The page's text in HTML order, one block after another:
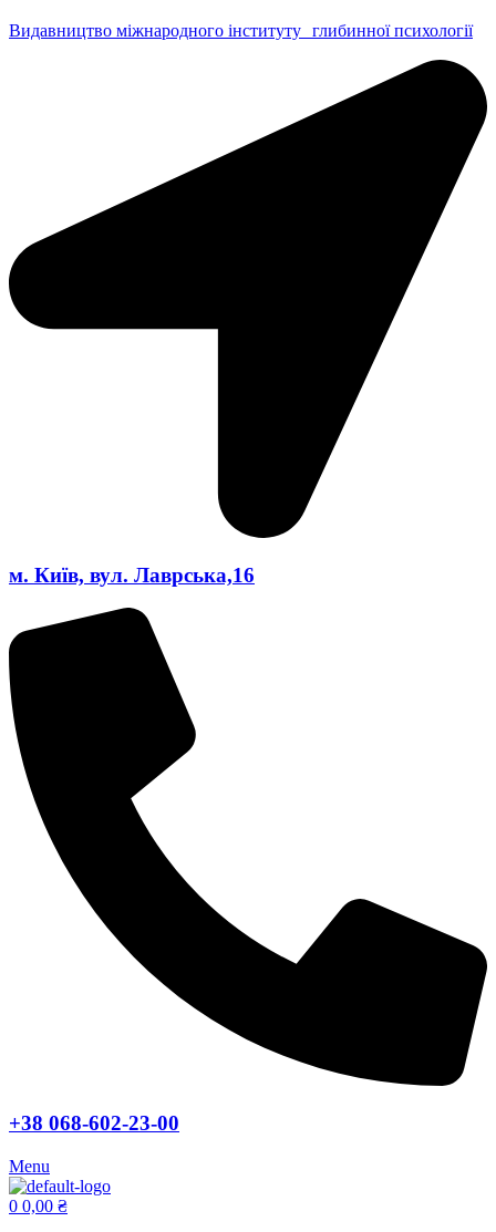
Видавництво міжнародного інституту глибинної психології
м. Київ, вул. Лаврська,16
+38 068-602-23-00
Menu
0 0,00 ₴